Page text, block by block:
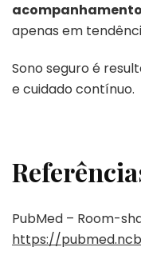
acompanhamento
apenas em
Sono seguro é
e cuidado contínuo.
PubMed – Room-
https://